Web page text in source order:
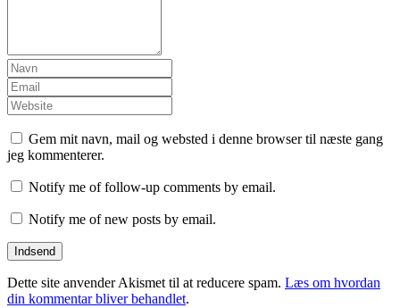
Gem mit navn, mail og websted i denne browser til næste gang
jeg kommenterer.
Notify me of follow-up comments by email.
Notify me of new posts by email.
Dette site anvender Akismet til at reducere spam. Læs om hvordan
din kommentar bliver behandlet.